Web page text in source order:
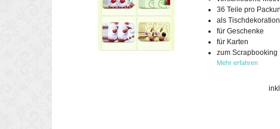
36 Teile pro
als Tischdekoration
für Geschenke
für Karten
zum Scrapbooking
Mehr erfahren